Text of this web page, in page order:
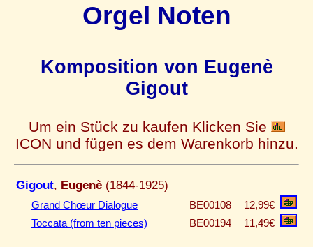
Orgel Noten
Komposition von Eugenè
Gigout
Um ein Stück zu kaufen Klicken Sie
ICON und fügen es dem Warenkorb hinzu.
Gigout, Eugenè (1844-1925)
Grand Chœur Dialogue BE00108
12,99€
Toccata (from ten pieces)
BE00194 11,49€